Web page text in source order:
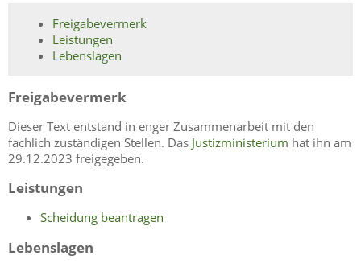
Freigabevermerk
Leistungen
Lebenslagen
Freigabevermerk
Dieser Text entstand in enger Zusammenarbeit mit den
fachlich zuständigen Stellen. Das Justizministerium hat ihn am
29.12.2023 freigegeben.
Leistungen
Scheidung beantragen
Lebenslagen